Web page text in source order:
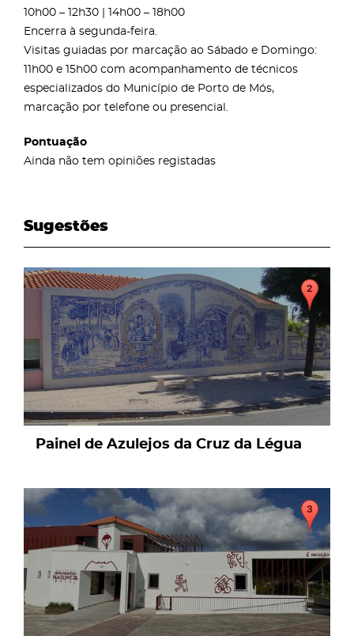
10h00 – 12h30 | 14h00 – 18h00
Encerra à segunda-feira.
Visitas guiadas por marcação ao Sábado e Domingo:
11h00 e 15h00 com acompanhamento de técnicos
especializados do Município de Porto de Mós,
marcação por telefone ou presencial.
Pontuação
Ainda não tem opiniões registadas
Sugestões
page
Painel de Azulejos da Cruz da Légua
page